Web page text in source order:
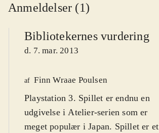
Anmeldelser (1)
Bibliotekernes vurdering
d. 7. mar. 2013
af Finn Wraae Poulsen
Playstation 3. Spillet er endnu en
udgivelse i Atelier-serien som er
meget populær i Japan. Spillet er et